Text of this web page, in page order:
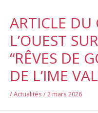
ARTICLE DU
L’OUEST
“RÊVES DE
DE L’IME
/Actualités /2 mars 2026